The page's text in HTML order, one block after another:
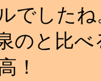
でしたね
のと比
！